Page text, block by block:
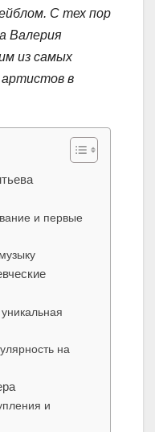
С тех пор
Валерия
из самых
артистов в
и первые
на
и